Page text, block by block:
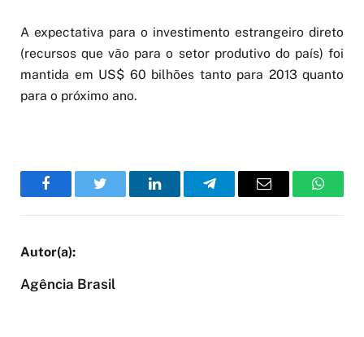
A expectativa para o investimento estrangeiro direto
(recursos que vão para o setor produtivo do país) foi
mantida em US$ 60 bilhões tanto para 2013 quanto
para o próximo ano.
FacebookTwitter LinkedInTelegramEmail
Agência Brasil